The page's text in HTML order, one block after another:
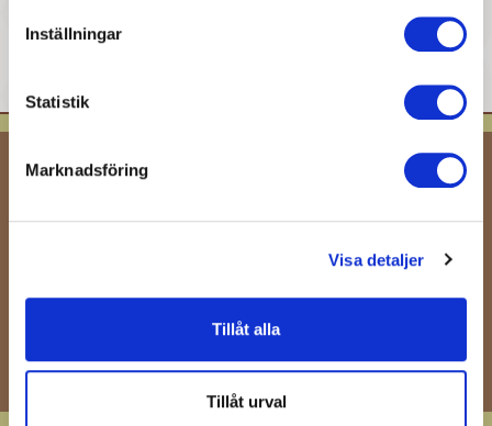
Inställningar
Statistik
Marknadsföring
Visa detaljer
Tillåt alla
Tillåt urval
OK
det rättsliga meddelandet.